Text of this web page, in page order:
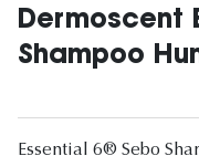
Dermoscent
Shampoo
Essential 6® Sebo